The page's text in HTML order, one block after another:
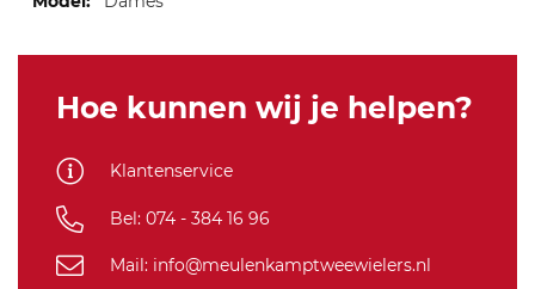
Hoe kunnen wij je helpen?
Klantenservice
Bel: 074 - 384 16 96
Mail: info@meulenkamptweewielers.nl